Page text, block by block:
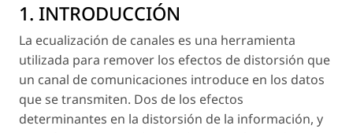
1. INTRODUCCIÓN
La ecualización de canales es una herramienta
utilizada para remover los efectos de distorsión que
un canal de comunicaciones introduce en los datos
que se transmiten. Dos de los efectos
determinantes en la distorsión de la información, y